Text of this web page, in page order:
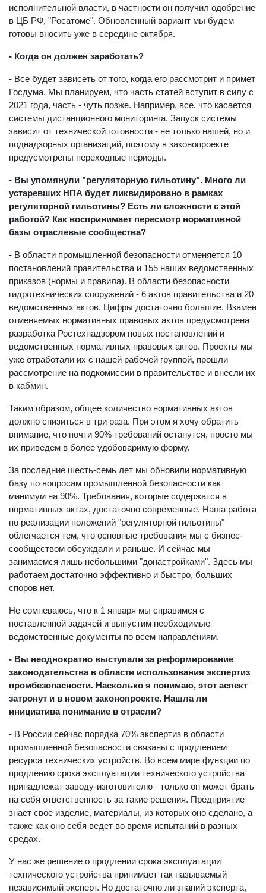
исполнительной власти, в частности он получил одобрение
в ЦБ РФ, "Росатоме". Обновленный вариант мы будем
готовы вносить уже в середине октября.
- Когда он должен заработать?
- Все будет зависеть от того, когда его рассмотрит и примет
Госдума. Мы планируем, что часть статей вступит в силу с
2021 года, часть - чуть позже. Например, все, что касается
системы дистанционного мониторинга. Запуск системы
зависит от технической готовности - не только нашей, но и
поднадзорных организаций, поэтому в законопроекте
предусмотрены переходные периоды.
- Вы упомянули "регуляторную гильотину". Много ли
устаревших НПА будет ликвидировано в рамках
регуляторной гильотины? Есть ли сложности с этой
работой? Как воспринимает пересмотр нормативной
базы отраслевые сообщества?
- В области промышленной безопасности отменяется 10
постановлений правительства и 155 наших ведомственных
приказов (нормы и правила). В области безопасности
гидротехнических сооружений - 6 актов правительства и 20
ведомственных актов. Цифры достаточно большие. Взамен
отменяемых нормативных правовых актов предусмотрена
разработка Ростехнадзором новых постановлений и
ведомственных нормативных правовых актов. Проекты мы
уже отработали их с нашей рабочей группой, прошли
рассмотрение на подкомиссии в правительстве и внесли их
в кабмин.
Таким образом, общее количество нормативных актов
должно снизиться в три раза. При этом я хочу обратить
внимание, что почти 90% требований останутся, просто мы
их приведем в более удобоваримую форму.
За последние шесть-семь лет мы обновили нормативную
базу по вопросам промышленной безопасности как
минимум на 90%. Требования, которые содержатся в
нормативных актах, достаточно современные. Наша работа
по реализации положений "регуляторной гильотины"
облегчается тем, что основные требования мы с бизнес-
сообществом обсуждали и раньше. И сейчас мы
занимаемся лишь небольшими "донастройками". Здесь мы
работаем достаточно эффективно и быстро, больших
споров нет.
Не сомневаюсь, что к 1 января мы справимся с
поставленной задачей и выпустим необходимые
ведомственные документы по всем направлениям.
- Вы неоднократно выступали за реформирование
законодательства в области использования экспертиз
промбезопасности. Насколько я понимаю, этот аспект
затронут и в новом законопроекте. Нашла ли
инициатива понимание в отрасли?
- В России сейчас порядка 70% экспертиз в области
промышленной безопасности связаны с продлением
ресурса технических устройств. Во всем мире функции по
продлению срока эксплуатации технического устройства
принадлежат заводу-изготовителю - только он может брать
на себя ответственность за такие решения. Предприятие
знает свое изделие, материалы, из которых оно сделано, а
также как оно себя ведет во время испытаний в разных
средах.
У нас же решение о продлении срока эксплуатации
технического устройства принимает так называемый
независимый эксперт. Но достаточно ли знаний эксперта,